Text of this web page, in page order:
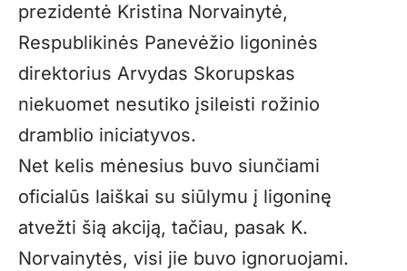
prezidentė Kristina Norvainytė,
Respublikinės Panevėžio ligoninės
direktorius Arvydas Skorupskas
niekuomet nesutiko įsileisti rožinio
dramblio iniciatyvos.
Net kelis mėnesius buvo siunčiami
oficialūs laiškai su siūlymu į ligoninę
atvežti šią akciją, tačiau, pasak K.
Norvainytės, visi jie buvo ignoruojami.